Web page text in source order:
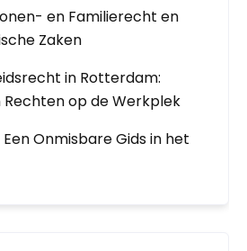
en Familierecht en
Zaken
in Rotterdam:
Rechten op de Werkplek
Onmisbare Gids in het